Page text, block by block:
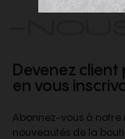
-
Devenez client
en vous
Abonnez-vous à
nouveautés de la